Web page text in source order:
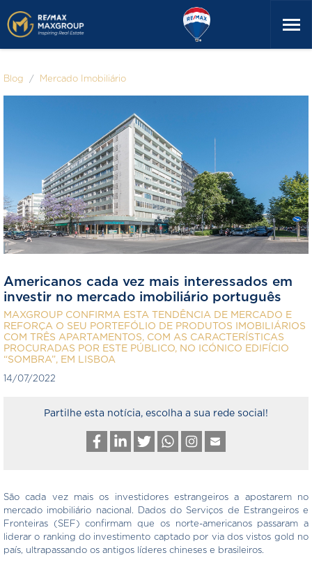
Blog Mercado Imobiliário
Americanos cada vez mais interessados em
investir no mercado imobiliário português
MAXGROUP CONFIRMA ESTA TENDÊNCIA DE MERCADO E
REFORÇA O SEU PORTEFÓLIO DE PRODUTOS IMOBILIÁRIOS
COM TRÊS APARTAMENTOS, COM AS CARACTERÍSTICAS
PROCURADAS POR ESTE PÚBLICO, NO ICÓNICO EDIFÍCIO
“SOMBRA”, EM LISBOA
14/07/2022
Partilhe esta notícia, escolha a sua rede social!
São cada vez mais os investidores estrangeiros a apostarem no
mercado imobiliário nacional. Dados do Serviços de Estrangeiros e
Fronteiras (SEF) confirmam que os norte-americanos passaram a
liderar o ranking do investimento captado por via dos vistos gold no
país, ultrapassando os antigos líderes chineses e brasileiros.